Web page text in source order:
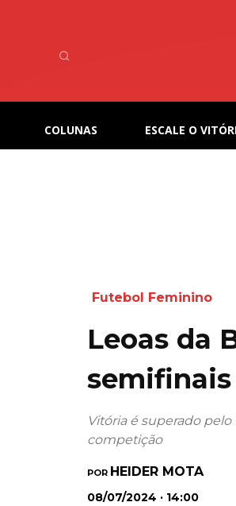
COLUNAS ESCALE O
Futebol Feminino
Leoas da
Vitória é superado
competição
POR HEIDER MOTA
08/07/2024 · 14:00